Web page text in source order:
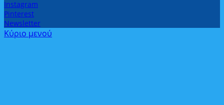
Instagram
Pinterest
Newsletter
Κύριο μενού